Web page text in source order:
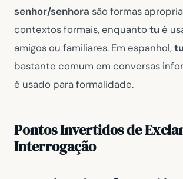
senhor/senhora são formas
contextos formais, enquanto tué
amigos ou familiares. Em espanhol,
bastante comum em conversas
é usado para formalidade.
Pontos Invertidos de
Interrogação